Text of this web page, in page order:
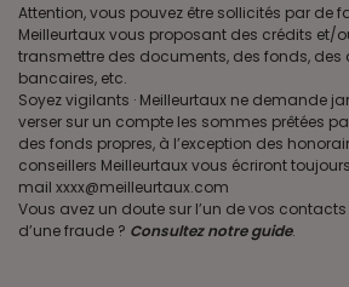
Attention, vous pouvez être sollicités par de
Meilleurtaux vous proposant des crédits
transmettre des documents, des fonds, des
bancaires, etc.
Soyez vigilants · Meilleurtaux ne demande
verser sur un compte les sommes prêtées
des fonds propres, à l’exception des
conseillers Meilleurtaux vous écriront
mail xxxx@meilleurtaux.com
Vous avez un doute sur l’un de vos
d’une fraude ? Consultez notre guide.